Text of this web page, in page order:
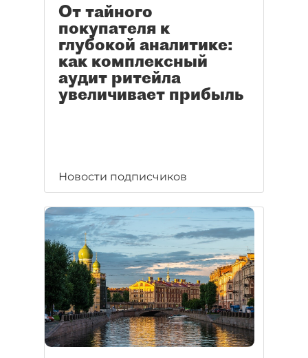
От тайного
покупателя к
глубокой аналитике:
как комплексный
аудит ритейла
увеличивает прибыль
Новости подписчиков